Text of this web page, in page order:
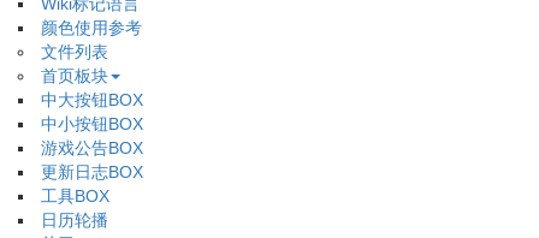
颜色使用参考
文件列表
首页板块
中大按钮BOX
中小按钮BOX
游戏公告BOX
更新日志BOX
工具BOX
日历轮播